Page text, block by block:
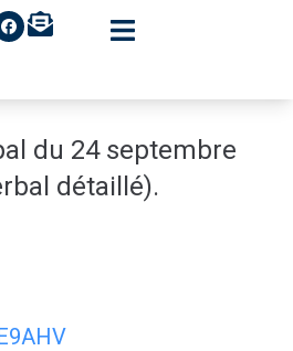
du 24 septembre
détaillé).